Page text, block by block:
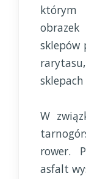
którym
sklepów
sklepach
W
rower.
asfalt